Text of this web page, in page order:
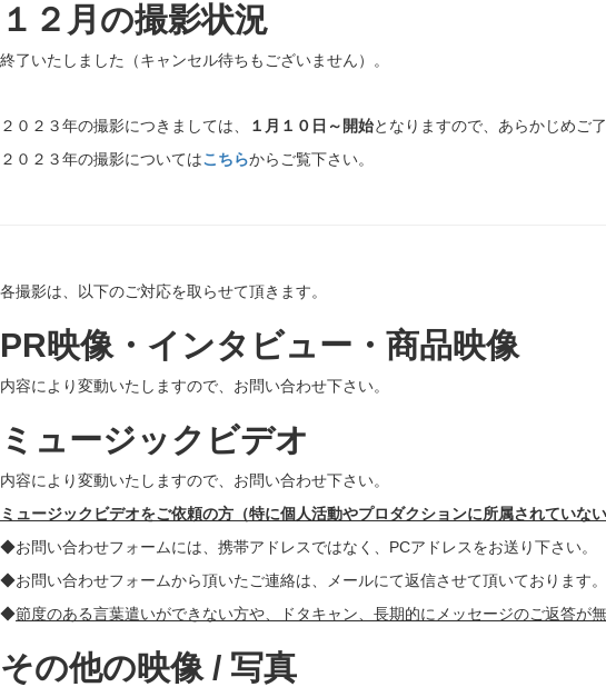
１２月の撮影状況
終了いたしました（キャンセル待ちもございません）。
２０２３年の撮影につきましては、 １月１０日～開始となりますので、あらかじめご了
２０２３年の撮影についてはこちらからご覧下さい。
各撮影は、以下のご対応を取らせて頂きます。
PR映像・インタビュー・商品映像
内容により変動いたしますので、お問い合わせ下さい。
ミュージックビデオ
内容により変動いたしますので、お問い合わせ下さい。
ミュージックビデオをご依頼の方（特に個人活動やプロダクションに所属されていな
◆お問い合わせフォームには、携帯アドレスではなく、PCアドレスをお送り下さい。
◆お問い合わせフォームから頂いたご連絡は、メールにて返信させて頂いております
◆節度のある言葉遣いができない方や、ドタキャン、長期的にメッセージのご返答
その他の映像 / 写真